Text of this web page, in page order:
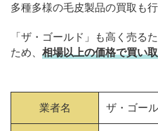
多種多様の毛皮製品の買取も
「ザ・ゴールド」も高く売る
ため、 相場以上の価格で買い
業者名 ザ・ゴー